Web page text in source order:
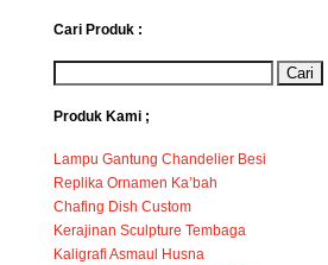
Cari Produk :
Produk Kami ;
Lampu Gantung Chandelier Besi
Replika Ornamen Ka’bah
Chafing Dish Custom
Kerajinan Sculpture Tembaga
Kaligrafi Asmaul Husna